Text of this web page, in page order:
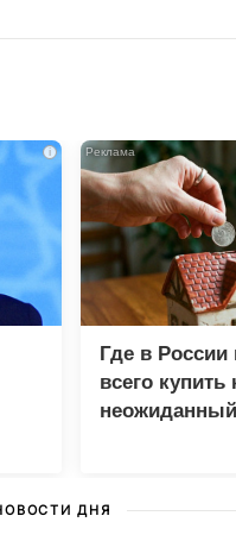
i
Где в
всего купить
ДНЯ